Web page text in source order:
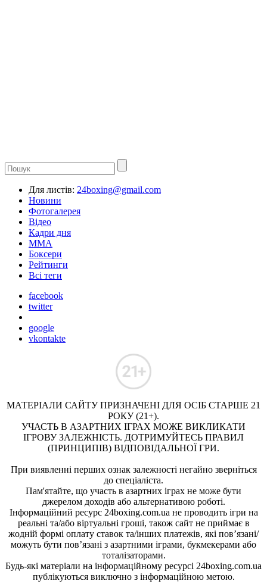
Для листів: 24boxing@gmail.com
Новини
Фотогалерея
Відео
Кадри дня
ММА
Боксери
Рейтинги
Всі теги
facebook
twitter
google
vkontakte
МАТЕРІАЛИ САЙТУ ПРИЗНАЧЕНІ ДЛЯ ОСІБ СТАРШЕ 21
РОКУ (21+).
УЧАСТЬ В АЗАРТНИХ ІГРАХ МОЖЕ ВИКЛИКАТИ
ІГРОВУ ЗАЛЕЖНІСТЬ. ДОТРИМУЙТЕСЬ ПРАВИЛ
(ПРИНЦИПІВ) ВІДПОВІДАЛЬНОЇ ГРИ.
При виявленні перших ознак залежності негайно зверніться
до спеціаліста.
Пам'ятайте, що участь в азартних іграх не може бути
джерелом доходів або альтернативою роботі.
Інформаційний ресурс 24boxing.com.ua не проводить ігри на
реальні та/або віртуальні гроші, також сайт не приймає в
жодній формі оплату ставок та/інших платежів, які пов’язані/
можуть бути пов’язані з азартними іграми, букмекерами або
тоталізаторами.
Будь-які матеріали на інформаційному ресурсі 24boxing.com.ua
публікуються виключно з інформаційною метою.